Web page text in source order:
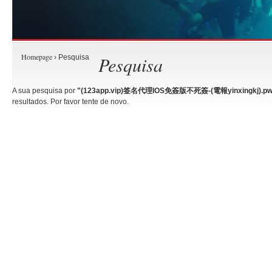
Homepage › Pesquisa Pesquisa
A sua pesquisa por "(123app.vip)签名代理IOS免簽版不死簽-(電報
resultados. Por favor tente de novo.